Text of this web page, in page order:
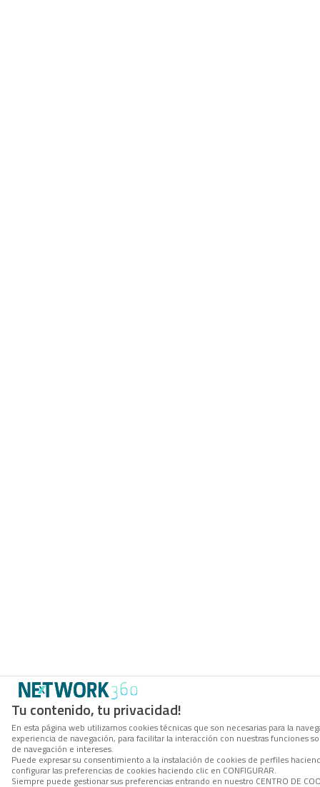
Tu contenido, tu privacidad!
En esta página web utilizamos cookies técnicas que son necesarias para la
experiencia de navegación, para facilitar la interacción con nuestras funciones
de navegación e intereses.
Puede expresar su consentimiento a la instalación de cookies de perfiles
configurar las preferencias de cookies haciendo clic en CONFIGURAR.
Siempre puede gestionar sus preferencias entrando en nuestro CENTRO DE